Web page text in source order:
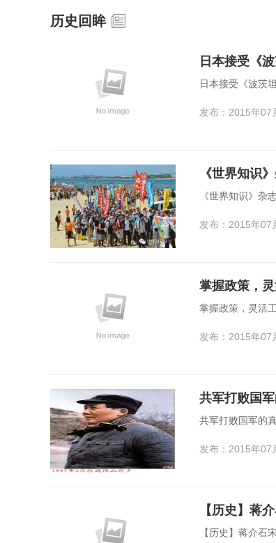
历史回眸
日本接受《
日本接受《波茨
发布：2015年07
《世界知识
《世界知识》杂
发布：2015年07
掌握政策，灵活
发布：2015年07
共军打败国
共军打败国军的
发布：2015年07
【历史】蒋
【历史】蒋介石